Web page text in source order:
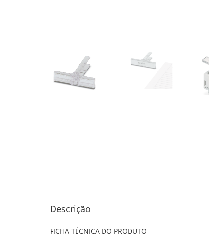
Descrição
FICHA TÉCNICA DO PRODUTO